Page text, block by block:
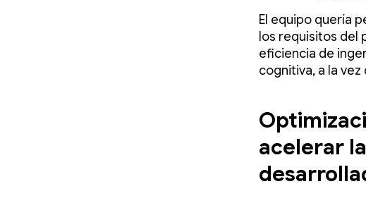
El equipo quería
los requisitos del
eficiencia de
cognitiva, a la
acelerar